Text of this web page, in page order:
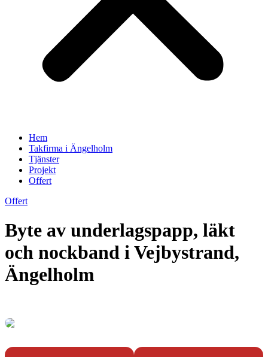
Hem
Takfirma i Ängelholm
Tjänster
Projekt
Offert
Offert
Byte av underlagspapp, läkt
och nockband i Vejbystrand,
Ängelholm